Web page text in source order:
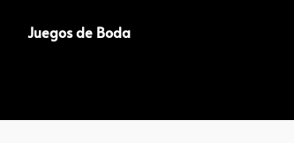
Juegos de Boda